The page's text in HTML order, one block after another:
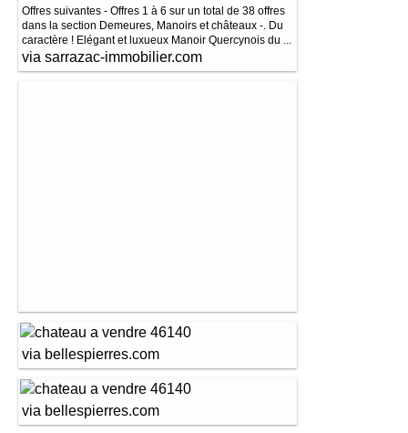
Offres suivantes - Offres 1 à 6 sur un total de 38 offres
dans la section Demeures, Manoirs et châteaux -. Du
caractère ! Elégant et luxueux Manoir Quercynois du ...
via sarrazac-immobilier.com
via bellespierres.com
via bellespierres.com